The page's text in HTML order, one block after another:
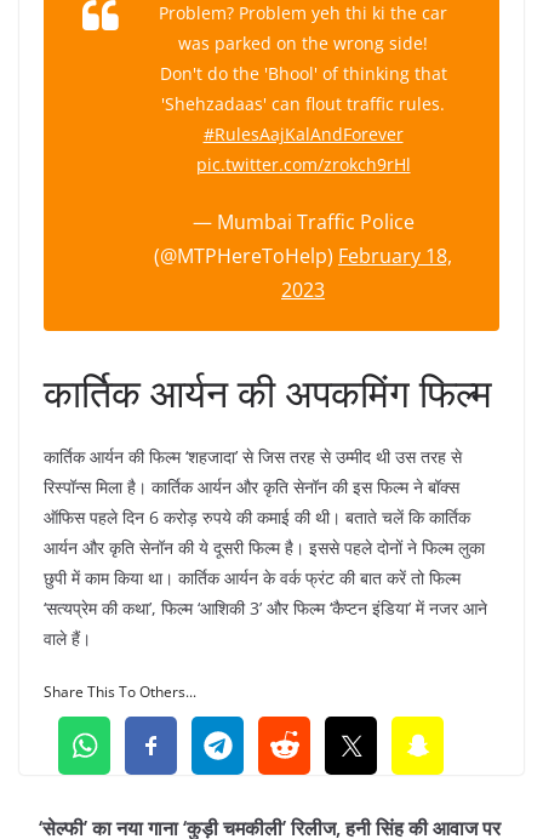
Problem? Problem yeh thi ki the car
was parked on the wrong side!
Don't do the 'Bhool' of thinking that
'Shehzadaas' can flout traffic rules.
#RulesAajKalAndForever
pic.twitter.com/zrokch9rHl
— Mumbai Traffic Police
(@MTPHereToHelp) February 18,
2023
कार्तिक आर्यन की अपकमिंग फिल्म
कार्तिक आर्यन की फिल्म ‘शहजादा’ से जिस तरह से उम्मीद थी उस तरह से
रिस्पॉन्स मिला है। कार्तिक आर्यन और कृति सेनॉन की इस फिल्म ने बॉक्स
ऑफिस पहले दिन 6 करोड़ रुपये की कमाई की थी। बताते चलें कि कार्तिक
आर्यन और कृति सेनॉन की ये दूसरी फिल्म है। इससे पहले दोनों ने फिल्म लुका
छुपी में काम किया था। कार्तिक आर्यन के वर्क फ्रंट की बात करें तो फिल्म
‘सत्यप्रेम की कथा’, फिल्म ‘आशिकी 3’ और फिल्म ‘कैप्टन इंडिया’ में नजर आने
वाले हैं।
Share This To Others...
‘सेल्फी’ का नया गाना ‘कुड़ी चमकीली’ रिलीज, हनी सिंह की आवाज पर